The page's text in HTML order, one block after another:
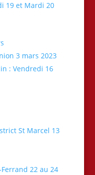
19 et Mardi 20
3 mars 2023
: Vendredi 16
St Marcel 13
22 au 24